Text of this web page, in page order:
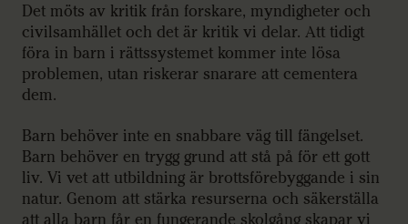
Det möts av kritik från forskare, myndigheter och
civilsamhället och det är kritik vi delar. Att tidigt
föra in barn i rättssystemet kommer inte lösa
problemen, utan riskerar snarare att cementera
dem.
Barn behöver inte en snabbare väg till fängelset.
Barn behöver en trygg grund att stå på för ett gott
liv. Vi vet att utbildning är brottsförebyggande i sin
natur. Genom att stärka resurserna och säkerställa
att alla barn får en fungerande skolgång skapar vi